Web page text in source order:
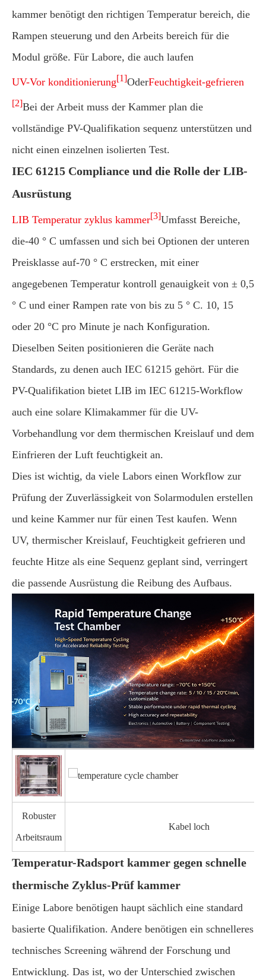
kammer benötigt den richtigen Temperatur bereich, die
Rampen steuerung und den Arbeits bereich für die
Modul größe. Für Labore, die auch laufen
UV-Vor konditionierung[1]OderFeuchtigkeit-gefrieren
[2]Bei der Arbeit muss der Kammer plan die
vollständige PV-Qualifikation sequenz unterstützen und
nicht einen einzelnen isolierten Test.
IEC 61215 Compliance und die Rolle der LIB-
Ausrüstung
LIB Temperatur zyklus kammer[3]Umfasst Bereiche,
die-40 ° C umfassen und sich bei Optionen der unteren
Preisklasse auf-70 ° C erstrecken, mit einer
angegebenen Temperatur kontroll genauigkeit von ± 0,5
° C und einer Rampen rate von bis zu 5 ° C. 10, 15
oder 20 °C pro Minute je nach Konfiguration.
Dieselben Seiten positionieren die Geräte nach
Standards, zu denen auch IEC 61215 gehört. Für die
PV-Qualifikation bietet LIB im IEC 61215-Workflow
auch eine solare Klimakammer für die UV-
Vorbehandlung vor dem thermischen Kreislauf und dem
Einfrieren der Luft feuchtigkeit an.
Dies ist wichtig, da viele Labors einen Workflow zur
Prüfung der Zuverlässigkeit von Solarmodulen erstellen
und keine Kammer nur für einen Test kaufen. Wenn
UV, thermischer Kreislauf, Feuchtigkeit gefrieren und
feuchte Hitze als eine Sequenz geplant sind, verringert
die passende Ausrüstung die Reibung des Aufbaus.
Robuster
Arbeitsraum
Kabel loch
Temperatur-Radsport kammer gegen schnelle
thermische Zyklus-Prüf kammer
Einige Labore benötigen haupt sächlich eine standard
basierte Qualifikation. Andere benötigen ein schnelleres
technisches Screening während der Forschung und
Entwicklung. Das ist, wo der Unterschied zwischen